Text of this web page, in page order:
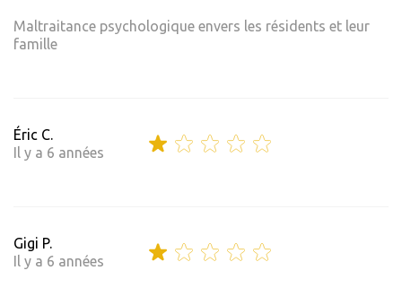
Maltraitance psychologique envers les résidents et leur
famille
Éric C.
Il y a 6 années
Gigi P.
Il y a 6 années